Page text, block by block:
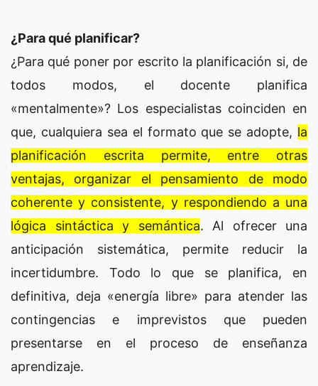
¿Para qué planificar?
¿Para qué poner por escrito la planificación si, de
todos modos, el docente planifica
«mentalmente»? Los especialistas coinciden en
que, cualquiera sea el formato que se adopte, la
planificación escrita permite, entre otras
ventajas, organizar el pensamiento de modo
coherente y consistente, y respondiendo a una
lógica sintáctica y semántica. Al ofrecer una
anticipación sistemática, permite reducir la
incertidumbre. Todo lo que se planifica, en
definitiva, deja «energía libre» para atender las
contingencias e imprevistos que pueden
presentarse en el proceso de enseñanza
aprendizaje.